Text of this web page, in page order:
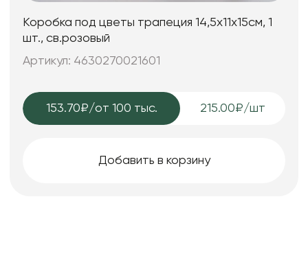
Коробка под цветы трапеция 14,5x11х15см, 1
шт., св.розовый
Артикул: 4630270021601
153.70₽/от 100 тыс. 215.00₽/шт
Добавить в корзину